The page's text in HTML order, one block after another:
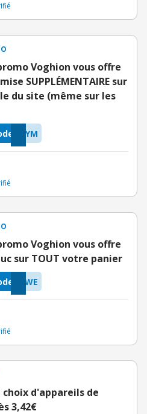
Voghion vous offre
SUPPLÉMENTAIRE sur
du site (même sur les
RYM
Voghion vous offre
sur TOUT votre panier
LWE
choix d'appareils de
3,42€